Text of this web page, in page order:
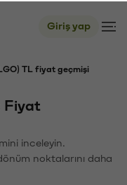
Giriş yap
TL fiyat geçmişi
Fiyat
inceleyin.
noktalarını daha